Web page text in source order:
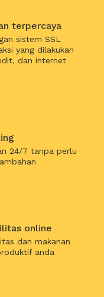
terpercaya
sistem SSL
yang dilakukan
dan internet
24/7 tanpa perlu
online
dan makanan
anda